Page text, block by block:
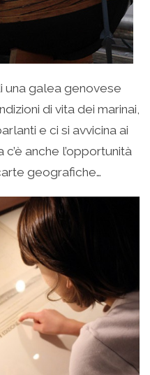
una galea genovese
di vita dei marinai,
e ci si avvicina ai
anche l’opportunità
geografiche…